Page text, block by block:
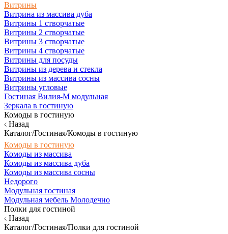
Витрины
Витрина из массива дуба
Витрины 1 створчатые
Витрины 2 створчатые
Витрины 3 створчатые
Витрины 4 створчатые
Витрины для посуды
Витрины из дерева и стекла
Витрины из массива сосны
Витрины угловые
Гостиная Вилия-М модульная
Зеркала в гостиную
Комоды в гостиную
Назад
Каталог/Гостиная/Комоды в гостиную
Комоды в гостиную
Комоды из массива
Комоды из массива дуба
Комоды из массива сосны
Недорого
Модульная гостиная
Модульная мебель Молодечно
Полки для гостиной
Назад
Каталог/Гостиная/Полки для гостиной